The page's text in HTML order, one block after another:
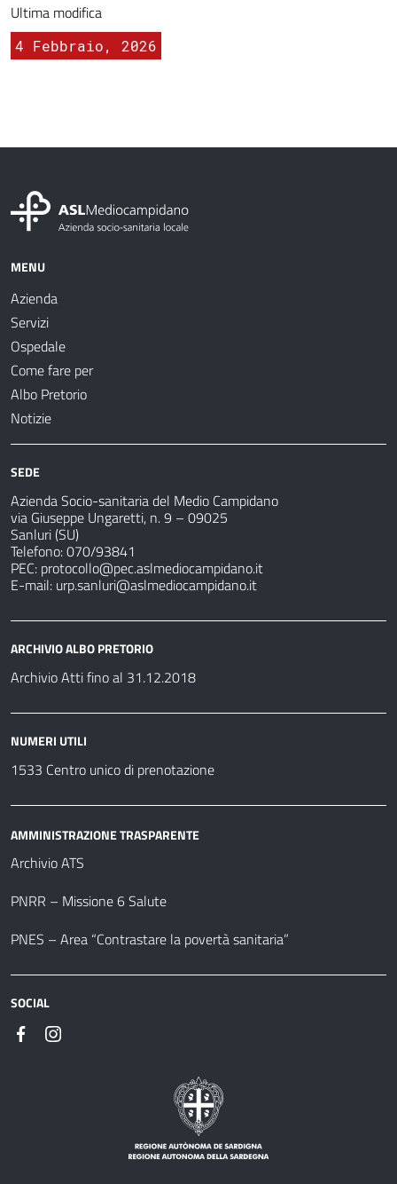
Ultima modifica
4 Febbraio, 2026
MENU
Azienda
Servizi
Ospedale
Come fare per
Albo Pretorio
Notizie
SEDE
Azienda Socio-sanitaria del Medio Campidano
via Giuseppe Ungaretti, n. 9 – 09025
Sanluri (SU)
Telefono: 070/93841
PEC: protocollo@pec.aslmediocampidano.it
E-mail: urp.sanluri@aslmediocampidano.it
ARCHIVIO ALBO PRETORIO
Archivio Atti fino al 31.12.2018
NUMERI UTILI
1533 Centro unico di prenotazione
AMMINISTRAZIONE TRASPARENTE
Archivio ATS
PNRR – Missione 6 Salute
PNES – Area “Contrastare la povertà sanitaria”
SOCIAL